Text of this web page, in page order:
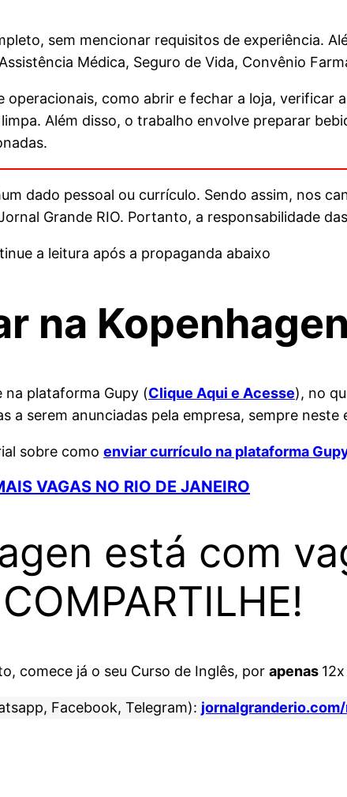
sem mencionar requisitos de experiência.
Médica, Seguro de Vida, Convênio
como abrir e fechar a loja, verificar
Além disso, o trabalho envolve preparar
dado pessoal ou currículo. Sendo assim, nos
Grande RIO. Portanto, a responsabilidade
a leitura após a propaganda abaixo
na Kopenhagen
plataforma Gupy (Clique Aqui e Acesse), no
serem anunciadas pela empresa, sempre neste
sobre como enviar currículo na plataforma
VAGAS NO RIO DE JANEIRO
está com
comece já o seu Curso de Inglês, por apenas
Facebook, Telegram):